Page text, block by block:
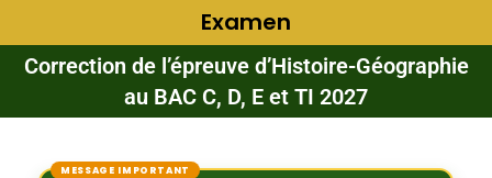
Examen
Correction de l’épreuve d’Histoire-Géographie
au BAC C, D, E et TI 2027
MESSAGE IMPORTANT